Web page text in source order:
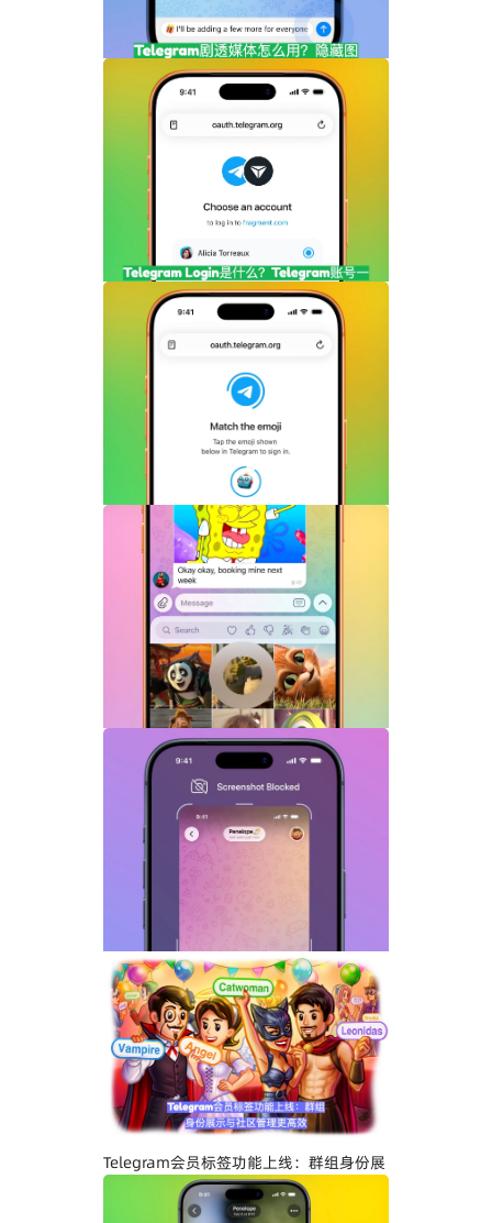
频内容完整指南
Telegram Login是什么？Telegram账号
一键登录功能全面解析
Telegram机器人流式响应功能详解：AI回
复实时生成体验升级
Telegram GIF标题功能上线：动态图也能
添加文字说明与表情内容
Telegram关闭私聊分享功能详解：增强聊
天隐私与内容保护
Telegram会员标签功能上线：群组身份展
示与社区管理更高效